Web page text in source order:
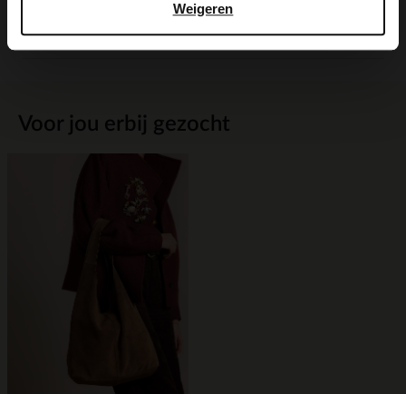
Weigeren
Voor jou erbij gezocht
Bezorgen & retour